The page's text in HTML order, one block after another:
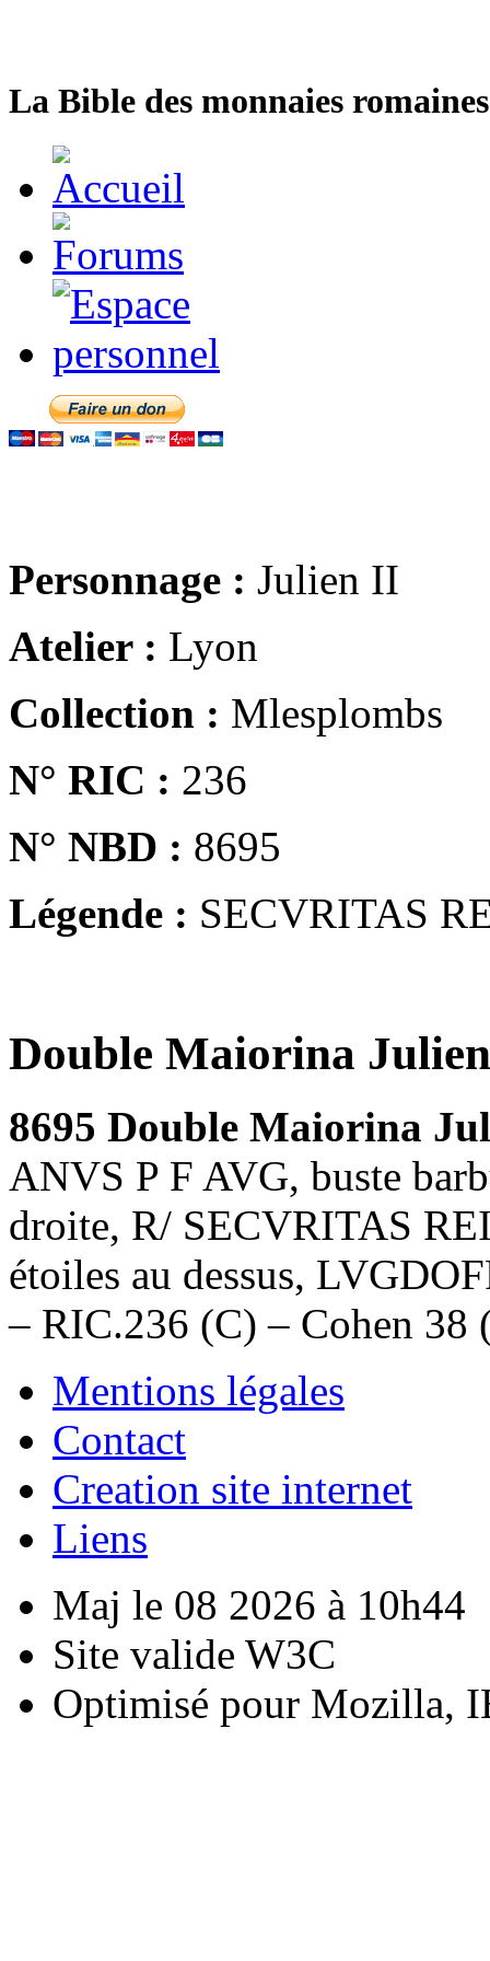
La Bible des monnaies
Personnage : Julien II
Atelier : Lyon
Collection : Mlesplombs
N° RIC : 236
N° NBD : 8695
Légende : SECVRITAS
Double Maiorina
8695 Double Maiorina
ANVS P F AVG, buste
droite, R/ SECVRITAS
étoiles au dessus,
– RIC.236 (C) – Cohen
Mentions légales
Contact
Creation site internet
Liens
Maj le 08 2026 à 10h44
Site valide W3C
Optimisé pour Mozilla,